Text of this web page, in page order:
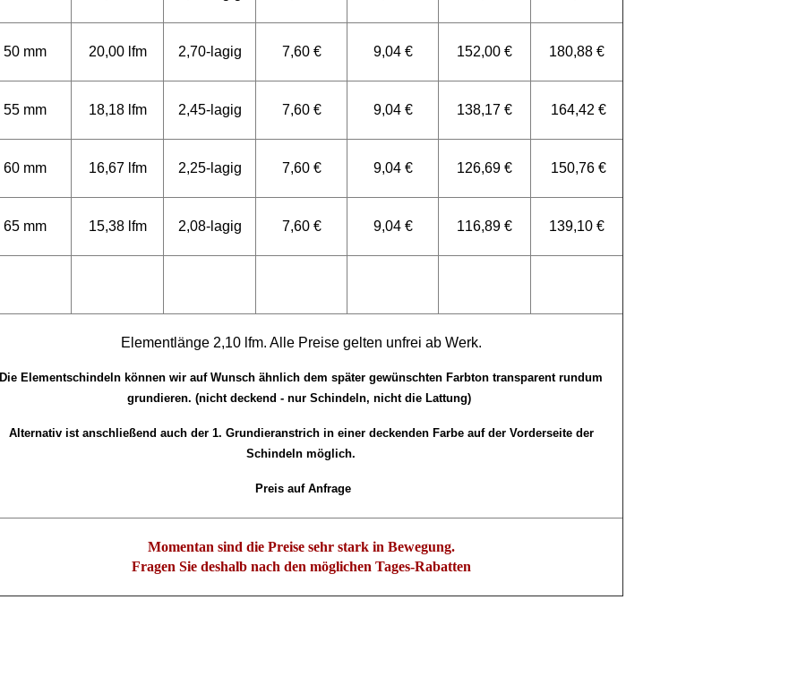
50 mm 20,00 lfm 2,70-lagig 7,60 € 9,04 € 152,00 € 180,88 €
55 mm 18,18 lfm 2,45-lagig 7,60 € 9,04 € 138,17 € 164,42 €
60 mm 16,67 lfm 2,25-lagig 7,60 € 9,04 € 126,69 € 150,76 €
65 mm 15,38 lfm 2,08-lagig 7,60 € 9,04 € 116,89 € 139,10 €
Elementlänge 2,10 lfm. Alle Preise gelten unfrei ab Werk.
Die Elementschindeln können wir auf Wunsch ähnlich dem später gewünschten Farbton transparent rundum
grundieren. (nicht deckend - nur Schindeln, nicht die Lattung)
Alternativ ist anschließend auch der 1. Grundieranstrich in einer deckenden Farbe auf der Vorderseite der
Schindeln möglich.
Preis auf Anfrage
Momentan sind die Preise sehr stark in Bewegung.
Fragen Sie deshalb nach den möglichen Tages-Rabatten